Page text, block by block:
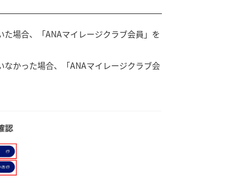
場合、「ANAマイレージクラブ会員」を
かった場合、「ANAマイレージクラブ会